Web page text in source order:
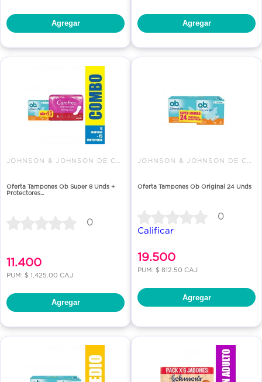
Agregar Agregar
Oferta Tampones Ob Super 8 Unds +
Protectores...
0
11.400
PUM: $ 1,425.00 CAJ
Agregar
Oferta Tampones Ob Original 24 Unds
0
Calificar
19.500
PUM: $ 812.50 CAJ
Agregar